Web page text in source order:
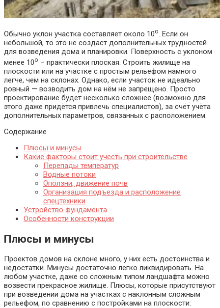
Обычно уклон участка составляет около 10о. Если он
небольшой, то это не создаст дополнительных трудностей
для возведения дома и планировки. Поверхность с уклоном
менее 10о – практически плоская. Строить жилище на
плоскости или на участке с простым рельефом намного
легче, чем на склонах. Однако, если участок не идеально
ровный — возводить дом на нём не запрещено. Просто
проектирование будет несколько сложнее (возможно для
этого даже придётся привлечь специалистов), за счёт учёта
дополнительных параметров, связанных с расположением.
Содержание
Плюсы и минусы
Какие факторы стоит учесть при строительстве
Перепады температур
Водные потоки
Оползни, движение почв
Организация подъезда и расположение
спецтехники
Устройство фундамента
Особенности конструкции
Плюсы и минусы
Проектов домов на склоне много, у них есть достоинства и
недостатки. Минусы достаточно легко ликвидировать. На
любом участке, даже со сложным типом ландшафта можно
возвести прекрасное жилище. Плюсы, которые присутствуют
при возведении дома на участках с наклонным сложным
рельефом, по сравнению с постройками на плоскости: